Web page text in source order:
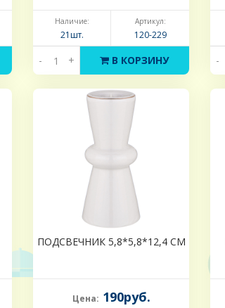
Наличие:
21шт.
Артикул:
120-229
- + В КОРЗИНУ -
ПОДСВЕЧНИК 5,8*5,8*12,4 СМ
Цена: 190руб.